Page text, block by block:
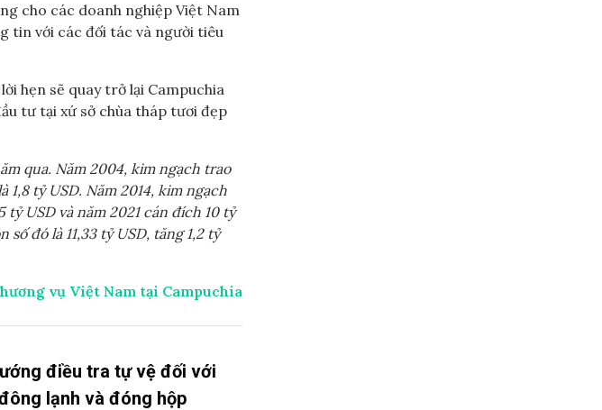
cho các doanh nghiệp Việt Nam
tin với các đối tác và người tiêu
hẹn sẽ quay trở lại Campuchia
tư tại xứ sở chùa tháp tươi đẹp
qua. Năm 2004, kim ngạch trao
tỷ USD. Năm 2014, kim ngạch
USD và năm 2021 cán đích 10 tỷ
đó là 11,33 tỷ USD, tăng 1,2 tỷ
vụ Việt Nam tại Campuchia
điều tra tự vệ đối với
lạnh và đóng hộp